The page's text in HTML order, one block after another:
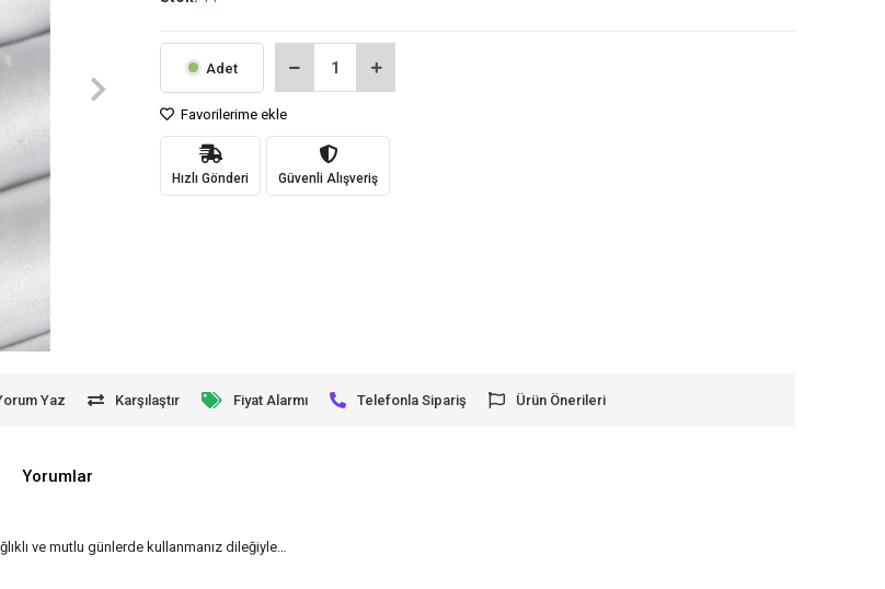
Adet
Favorilerime ekle
Hızlı Gönderi Güvenli Alışveriş
Yaz Karşılaştır Fiyat Alarmı Telefonla Sipariş Ürün Önerileri
Yorumlar
ve mutlu günlerde kullanmanız dileğiyle…